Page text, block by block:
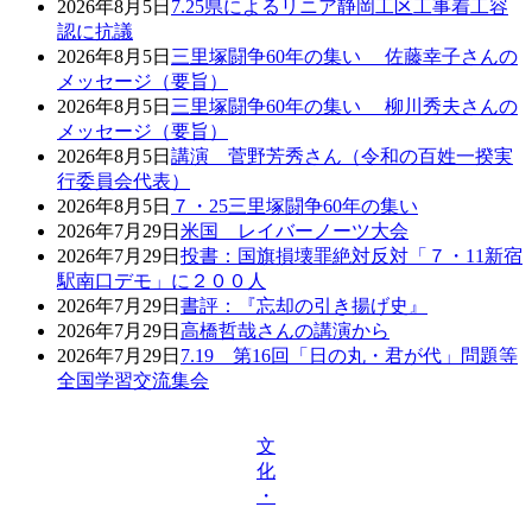
2026年8月5日 7.25県によるリニア静岡工区工事着工容
認に抗議
2026年8月5日 三里塚闘争60年の集い 佐藤幸子さんの
メッセージ（要旨）
2026年8月5日 三里塚闘争60年の集い 柳川秀夫さんの
メッセージ（要旨）
2026年8月5日 講演 菅野芳秀さん（令和の百姓一揆実
行委員会代表）
2026年8月5日 ７・25三里塚闘争60年の集い
2026年7月29日 米国 レイバーノーツ大会
2026年7月29日 投書：国旗損壊罪絶対反対「７・11新宿
駅南口デモ」に２００人
2026年7月29日 書評：『忘却の引き揚げ史』
2026年7月29日 高橋哲哉さんの講演から
2026年7月29日 7.19 第16回「日の丸・君が代」問題等
全国学習交流集会
文
化
・